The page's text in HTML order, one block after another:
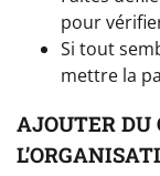
pour
Si tout
mettre la
AJOUTER DU